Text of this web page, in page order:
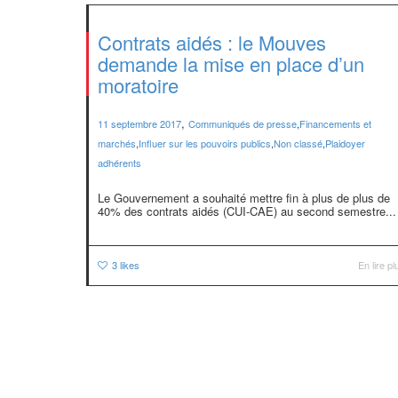
Contrats aidés : le Mouves
demande la mise en place d’un
moratoire
11 septembre 2017, Communiqués de presse,Financements et
marchés,Influer sur les pouvoirs publics,Non classé,Plaidoyer
adhérents
Le Gouvernement a souhaité mettre fin à plus de plus de
40% des contrats aidés (CUI-CAE) au second semestre...
3likes En lire